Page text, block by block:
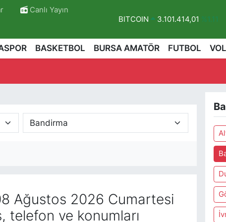
Canlı Yayın
BITCOIN 3.101.414,01 %1.11
DOLAR
47,7436 %0.18
%-14
BASKETBOL BURSA AMATÖR FUTBOL
Ağustos 2026 Cumartesi
telefon ve konumları